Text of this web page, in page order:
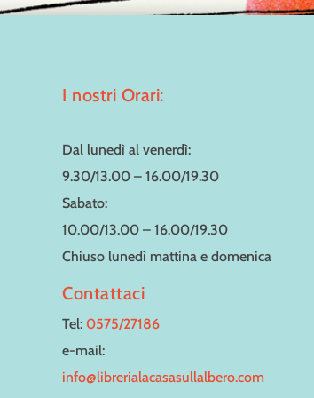
I nostri Orari:
Dal lunedì al venerdì:
9.30/13.00 – 16.00/19.30
Sabato:
10.00/13.00 – 16.00/19.30
Chiuso lunedì mattina e domenica
Contattaci
Tel: 0575/27186
e-mail:
info@librerialacasasullalbero.com